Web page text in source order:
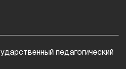
педагогический